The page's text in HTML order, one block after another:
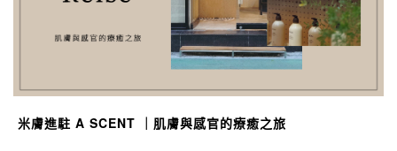
米膚進駐 A SCENT ｜肌膚與感官的療癒之旅